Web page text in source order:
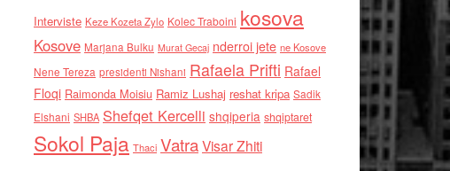
Interviste Keze Kozeta Zylo Kolec Traboini kosova
Kosove Marjana Bulku Murat Gecaj nderroi jete ne Kosove
Nene Tereza presidenti Nishani Rafaela Prifti Rafael
Floqi Raimonda Moisiu Ramiz Lushaj reshat kripa Sadik
Elshani SHBA Shefqet Kercelli shqiperia shqiptaret
Sokol Paja Thaci VatraVisar Zhiti